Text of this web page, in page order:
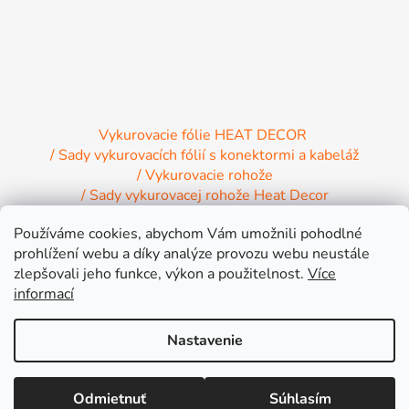
Používáme cookies, abychom Vám umožnili pohodlné
prohlížení webu a díky analýze provozu webu neustále
zlepšovali jeho funkce, výkon a použitelnost. Více
informací
Nastavenie
Odmietnuť Súhlasím
Lepšia cena inde alebo väčšia objednávka? Pripravíme Vám výhodnú
Vykurovacie fólie HEAT DECOR
/ Sady vykurovacích fólií s konektormi a kabeláž
/ Vykurovacie rohože
/ Sady vykurovacej rohože Heat Decor
/ Inštalačný materiál / Vykurovacie Infrapanely
/ Relaxačné lehátko NIRE s Infra ohrevom
Vytvoril Shoptet
Copyright 2026
INFRA HEAT s.r.o.. Všetky práva